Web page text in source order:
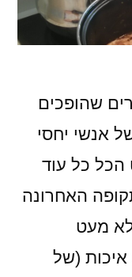
שהופכים
אנשי יחסי
הכל כל עוד
האחרונה
מעט
(של